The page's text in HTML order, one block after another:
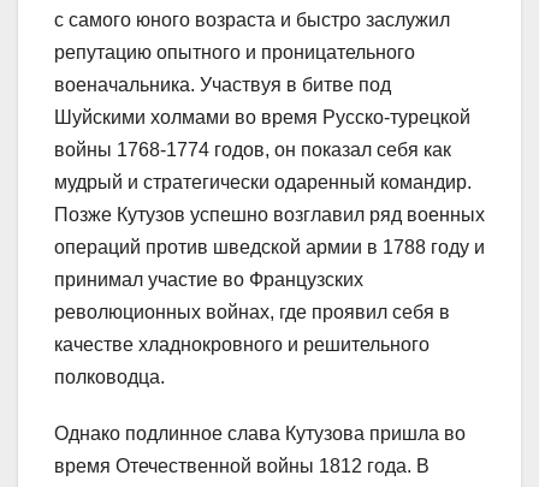
с самого юного возраста и быстро заслужил
репутацию опытного и проницательного
военачальника. Участвуя в битве под
Шуйскими холмами во время Русско-турецкой
войны 1768-1774 годов, он показал себя как
мудрый и стратегически одаренный командир.
Позже Кутузов успешно возглавил ряд военных
операций против шведской армии в 1788 году и
принимал участие во Французских
революционных войнах, где проявил себя в
качестве хладнокровного и решительного
полководца.
Однако подлинное слава Кутузова пришла во
время Отечественной войны 1812 года. В